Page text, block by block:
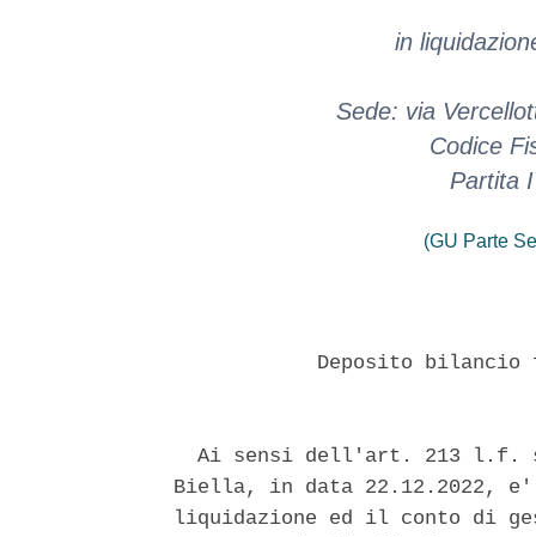
in
Sede: via
Codice
Partita
(GU Parte
Deposito
Ai sensi dell'art. 213 l.f.
Biella, in data 22.12.2022,
liquidazione ed il conto di